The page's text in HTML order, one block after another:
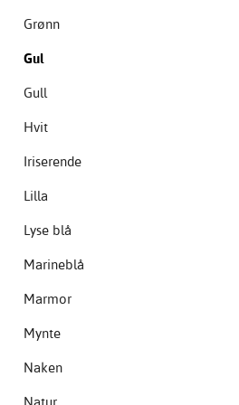
Grønn
Gul
Gull
Hvit
Iriserende
Lilla
Lyse blå
Marineblå
Marmor
Mynte
Naken